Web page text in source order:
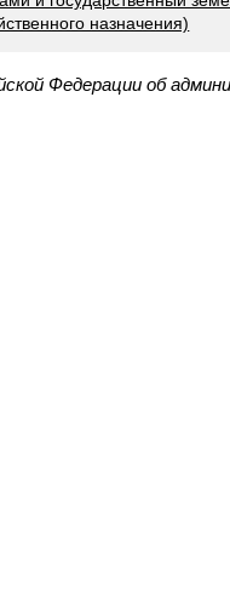
назначения)
Федерации об